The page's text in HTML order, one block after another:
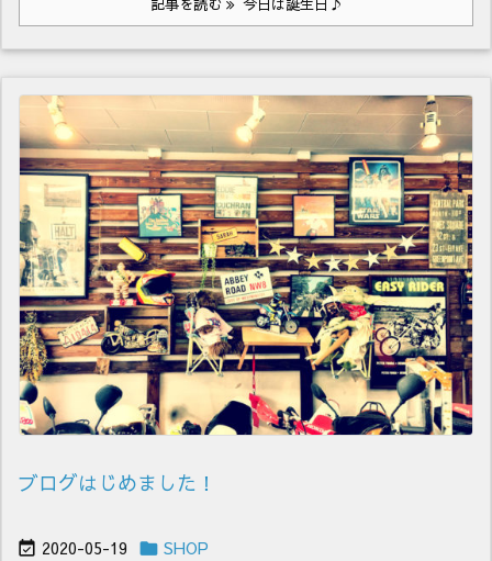
ブログはじめました！
 2020-05-19  SHOP